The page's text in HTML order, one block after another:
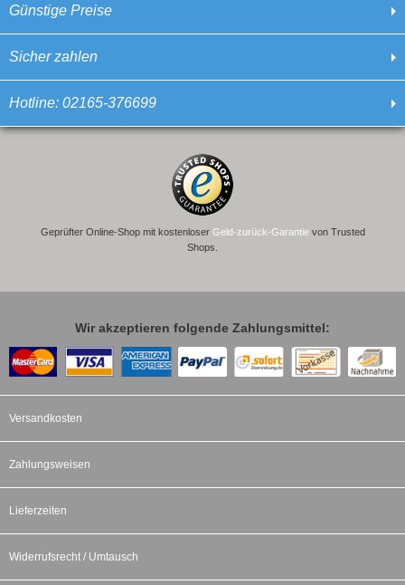
Günstige Preise
Sicher zahlen
Hotline: 02165-376699
Geprüfter Online-Shop mit kostenloser Geld-zurück-Garantievon Trusted
Shops.
Wir akzeptieren folgende Zahlungsmittel:
Versandkosten
Zahlungsweisen
Lieferzeiten
Widerrufsrecht / Umtausch